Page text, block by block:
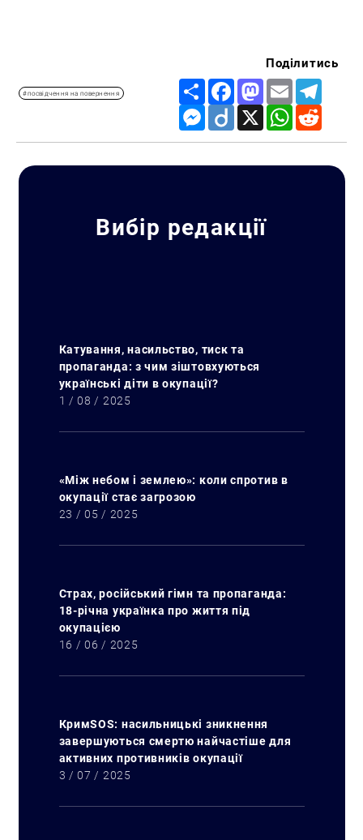
#посвідчення на повернення
Поділитись
Share FacebookMastodon
Email
Messenger
Diigo X WhatsApp
Вибір редакції
Катування, насильство, тиск та
пропаганда: з чим зіштовхуються
українські діти в окупації?
1 / 08 / 2025
«Між небом і землею»: коли спротив в
окупації стає загрозою
23 / 05 / 2025
Страх, російський гімн та пропаганда:
18-річна українка про життя під
окупацією
16 / 06 / 2025
КримSOS: насильницькі зникнення
завершуються смертю найчастіше для
активних противників окупації
3 / 07 / 2025